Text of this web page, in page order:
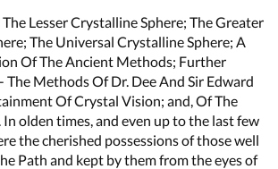
Lesser Crystalline Sphere; The Greater
The Universal Crystalline Sphere; A
Of The Ancient Methods; Further
Methods Of Dr. Dee And Sir Edward
Of Crystal Vision; and, Of The
olden times, and even up to the last few
the cherished possessions of those well
Path and kept by them from the eyes of